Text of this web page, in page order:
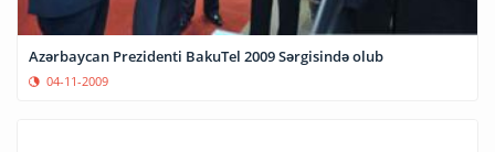
Azərbaycan Prezidenti BakuTel 2009 Sərgisində olub
04-11-2009